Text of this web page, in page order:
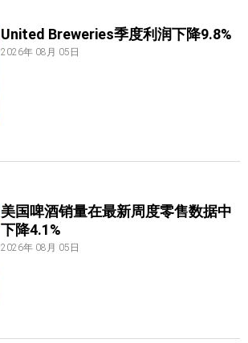
United Breweries季度利润下降9.8%
2026年 08月 05日
美国啤酒销量在最新周度零售数据中
下降4.1%
2026年 08月 05日